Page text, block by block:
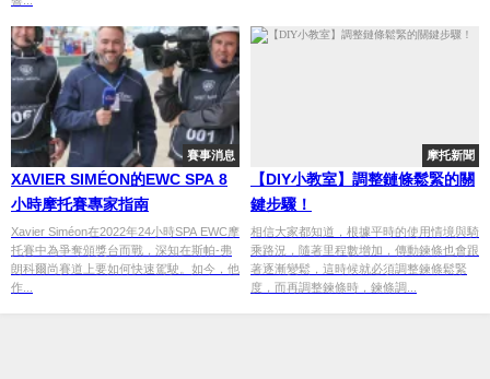
賽事消息
XAVIER SIMÉON的EWC SPA 8
小時摩托賽專家指南
Xavier Siméon在2022年24小時SPA EWC摩
托賽中為爭奪頒獎台而戰，深知在斯帕-弗
朗科爾尚賽道上要如何快速駕駛。如今，他
作...
摩托新聞
【DIY小教室】調整鏈條鬆緊的關
鍵步驟！
相信大家都知道，根據平時的使用情境與騎
乘路況，隨著里程數增加，傳動鍊條也會跟
著逐漸變鬆，這時候就必須調整鍊條鬆緊
度，而再調整鍊條時，鍊條調...